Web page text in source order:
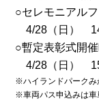
○セレモニアル
4/28（日）
○暫定表彰式開
4/28（日）
※ハイランドパークみ
※車両パス申込みは車